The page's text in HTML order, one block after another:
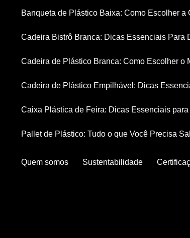
Banqueta de Plástico Baixa: Como Escolher
Cadeira Bistrô Branca: Dicas Essenciais Para
Cadeira de Plástico Branca: Como Escolher
Cadeira de Plástico Empilhável: Dicas
Caixa Plástica de Feira: Dicas Essenciais
Pallet de Plástico: Tudo o que Você Precisa
Quem somos Sustentabilidade